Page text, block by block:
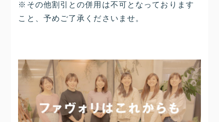
※その他割引との併用は不可となっております
こと、予めご了承くださいませ。